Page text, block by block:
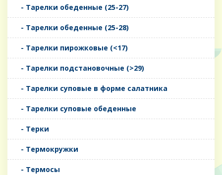
- Тарелки обеденные (25-27)
- Тарелки обеденные (25-28)
- Тарелки пирожковые (<17)
- Тарелки подстановочные (>29)
- Тарелки суповые в форме салатника
- Тарелки суповые обеденные
- Терки
- Термокружки
- Термосы